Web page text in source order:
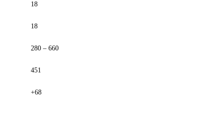
18
18
280 – 660
451
+68